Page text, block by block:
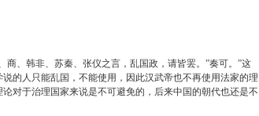
商、韩非、苏秦、张仪之言，乱国政，请皆罢。”奏可。”这
的人只能乱国，不能使用，因此汉武帝也不再使用法家的理
对于治理国家来说是不可避免的，后来中国的朝代也还是不